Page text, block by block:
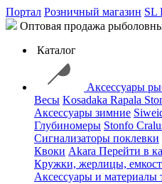
Портал Розничный магазин SL
Оптовая продажа
Каталог
Аксессуары
Весы Kosadaka Rapala
Аксессуары зимние
Глубиномеры Stonfo
Сигнализаторы поклевки
Квоки Akara Перейти в
Кружки, жерлицы,
Аксессуары и материалы